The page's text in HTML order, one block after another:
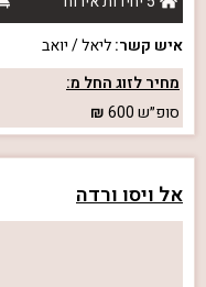
איש קשר:ליאל / יואב
מחיר לזוג החל מ:
סופ״ש600
אל ויסו ורדה